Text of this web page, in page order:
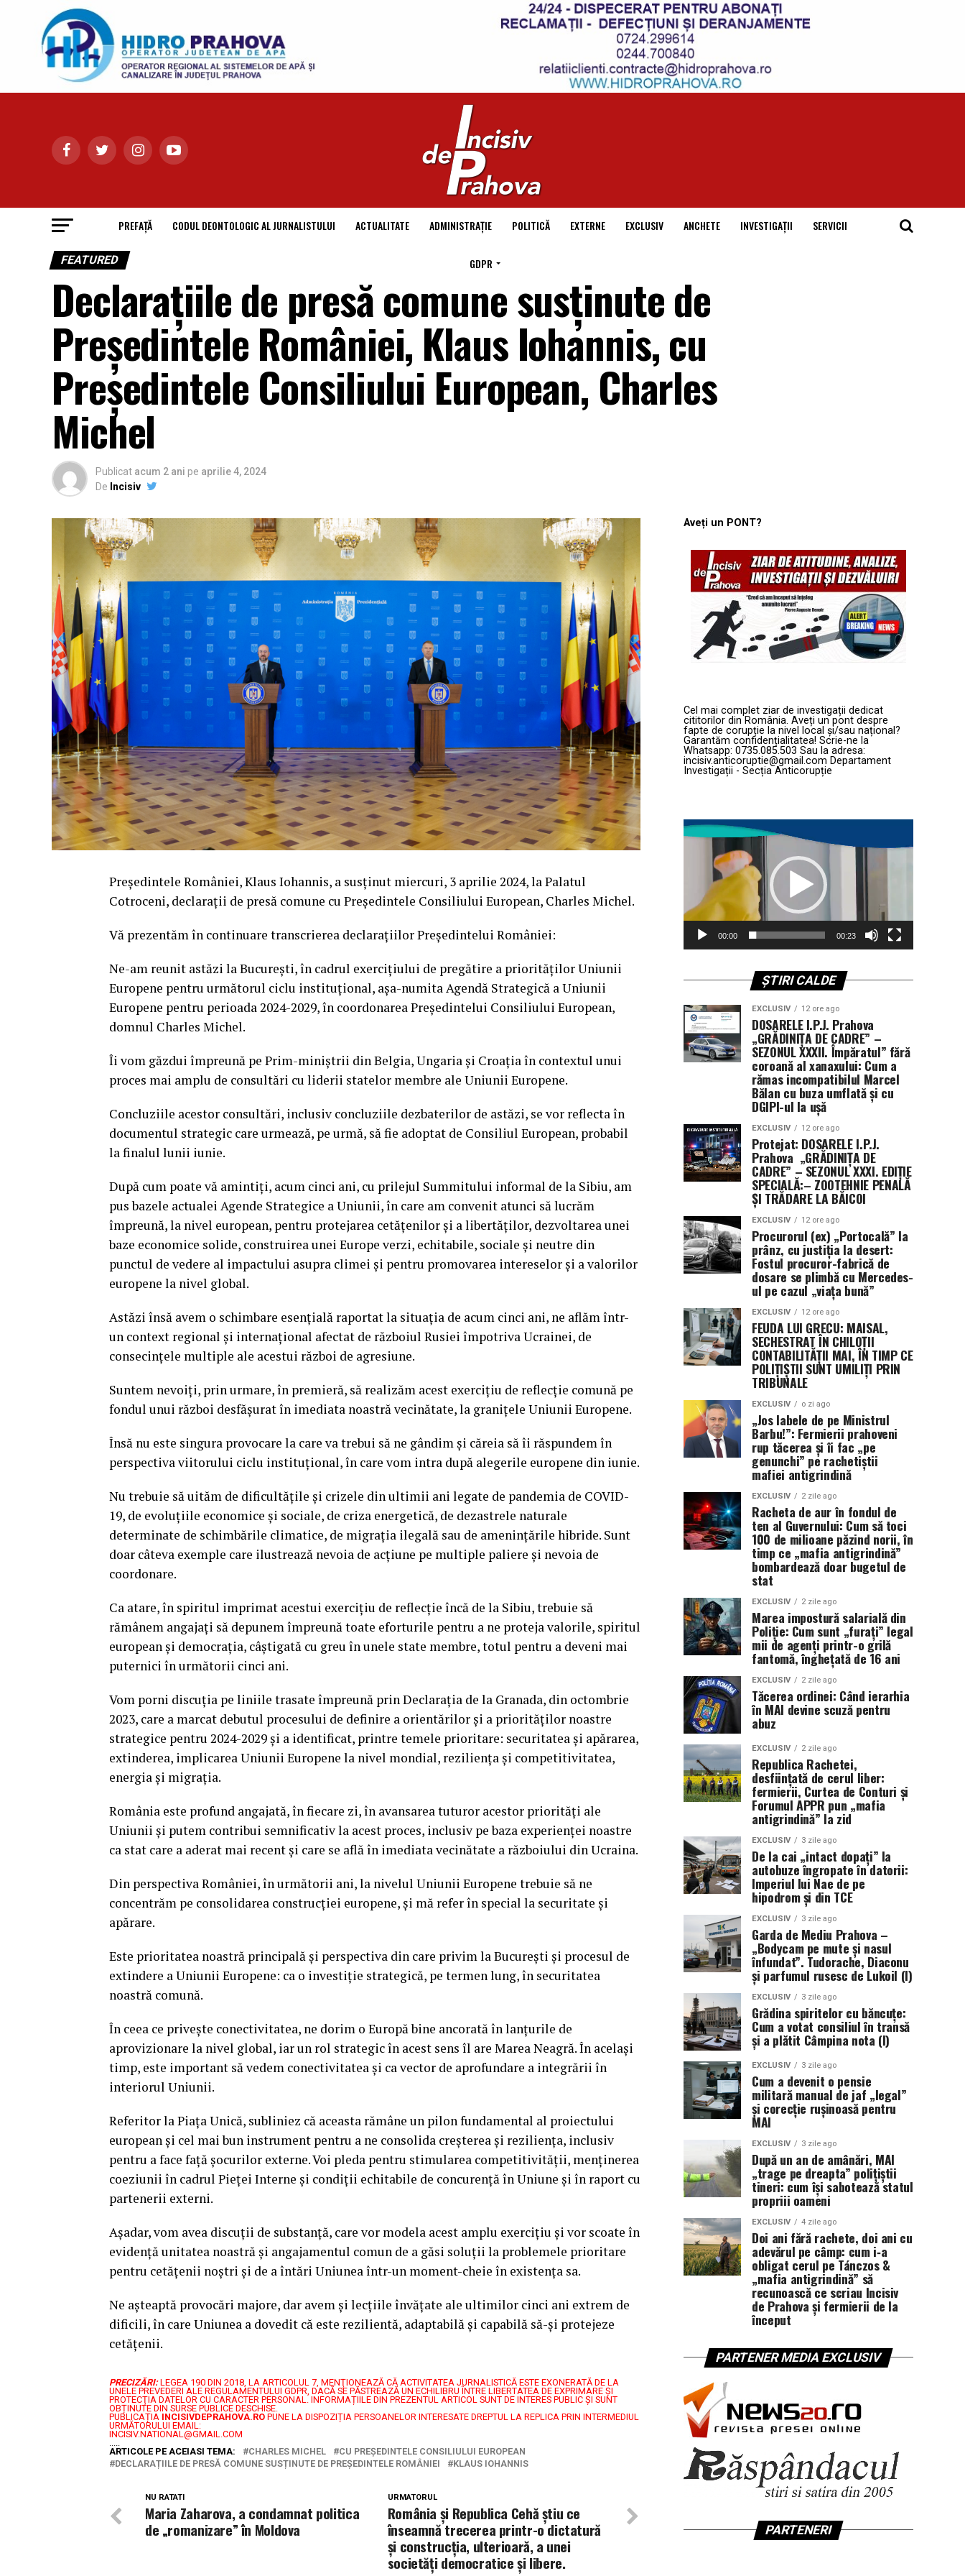
PREFAȚĂ CODUL DEONTOLOGIC AL JURNALISTULUI ACTUALITATE ADMINISTRAȚIE POLITICĂ EXTERNE EXCLUSIV ANCHETE INVESTIGAȚII SERVICII
GDPR
FEATURED
Declarațiile de presă comune susținute de
Președintele României, Klaus Iohannis, cu
Președintele Consiliului European, Charles
Michel
Publicat acum 2 ani pe aprilie 4, 2024
De Incisiv
Președintele României, Klaus Iohannis, a susținut miercuri, 3 aprilie 2024, la Palatul
Cotroceni, declarații de presă comune cu Președintele Consiliului European, Charles Michel.
Vă prezentăm în continuare transcrierea declarațiilor Președintelui României:
Ne-am reunit astăzi la București, în cadrul exercițiului de pregătire a priorităților Uniunii
Europene pentru următorul ciclu instituțional, așa-numita Agendă Strategică a Uniunii
Europene pentru perioada 2024-2029, în coordonarea Președintelui Consiliului European,
domnul Charles Michel.
Îi vom găzdui împreună pe Prim-miniștrii din Belgia, Ungaria și Croația în contextul unui
proces mai amplu de consultări cu liderii statelor membre ale Uniunii Europene.
Concluziile acestor consultări, inclusiv concluziile dezbaterilor de astăzi, se vor reflecta în
documentul strategic care urmează, pe urmă, să fie adoptat de Consiliul European, probabil
la finalul lunii iunie.
După cum poate vă amintiți, acum cinci ani, cu prilejul Summitului informal de la Sibiu, am
pus bazele actualei Agende Strategice a Uniunii, în care am convenit atunci să lucrăm
împreună, la nivel european, pentru protejarea cetățenilor și a libertăților, dezvoltarea unei
baze economice solide, construirea unei Europe verzi, echitabile, sociale și neutre din
punctul de vedere al impactului asupra climei și pentru promovarea intereselor și a valorilor
europene la nivel global.
Astăzi însă avem o schimbare esențială raportat la situația de acum cinci ani, ne aflăm într-
un context regional și internațional afectat de războiul Rusiei împotriva Ucrainei, de
consecințele multiple ale acestui război de agresiune.
Suntem nevoiți, prin urmare, în premieră, să realizăm acest exercițiu de reflecție comună pe
fondul unui război desfășurat în imediata noastră vecinătate, la granițele Uniunii Europene.
Însă nu este singura provocare la care va trebui să ne gândim și căreia să îi răspundem în
perspectiva viitorului ciclu instituțional, în care vom intra după alegerile europene din iunie.
Nu trebuie să uităm de dificultățile și crizele din ultimii ani legate de pandemia de COVID-
19, de evoluțiile economice și sociale, de criza energetică, de dezastrele naturale
determinate de schimbările climatice, de migrația ilegală sau de amenințările hibride. Sunt
doar câteva exemple care ilustrează nevoia de acțiune pe multiple paliere și nevoia de
coordonare.
Ca atare, în spiritul imprimat acestui exercițiu de reflecție încă de la Sibiu, trebuie să
rămânem angajați să depunem împreună toate eforturile pentru a ne proteja valorile, spiritul
european și democrația, câștigată cu greu în unele state membre, totul pentru a deveni mai
puternici în următorii cinci ani.
Vom porni discuția pe liniile trasate împreună prin Declarația de la Granada, din octombrie
2023, care a marcat debutul procesului de definire a orientărilor și a priorităților noastre
strategice pentru 2024-2029 și a identificat, printre temele prioritare: securitatea și apărarea,
extinderea, implicarea Uniunii Europene la nivel mondial, reziliența și competitivitatea,
energia și migrația.
România este profund angajată, în fiecare zi, în avansarea tuturor acestor priorități ale
Uniunii și putem contribui semnificativ la acest proces, inclusiv pe baza experienței noastre
ca stat care a aderat mai recent și care se află în imediata vecinătate a războiului din Ucraina.
Din perspectiva României, în următorii ani, la nivelul Uniunii Europene trebuie să ne
concentrăm pe consolidarea construcției europene, și mă refer în special la securitate și
apărare.
Este prioritatea noastră principală și perspectiva din care privim la București și procesul de
extindere a Uniunii Europene: ca o investiție strategică, pe termen lung, în securitatea
noastră comună.
În ceea ce privește conectivitatea, ne dorim o Europă bine ancorată în lanțurile de
aprovizionare la nivel global, iar un rol strategic în acest sens îl are Marea Neagră. În același
timp, este important să vedem conectivitatea și ca vector de aprofundare a integrării în
interiorul Uniunii.
Referitor la Piața Unică, subliniez că aceasta rămâne un pilon fundamental al proiectului
european și cel mai bun instrument pentru a ne consolida creșterea și reziliența, inclusiv
pentru a face față șocurilor externe. Voi pleda pentru stimularea competitivității, menținerea
coeziunii în cadrul Pieței Interne și condiții echitabile de concurență în Uniune și în raport cu
partenerii externi.
Așadar, vom avea discuții de substanță, care vor modela acest amplu exercițiu și vor scoate în
evidență unitatea noastră și angajamentul comun de a găsi soluții la problemele prioritare
pentru cetățenii noștri și de a întări Uniunea într-un moment-cheie în existența sa.
Ne așteaptă provocări majore, dar avem și lecțiile învățate ale ultimilor cinci ani extrem de
dificili, în care Uniunea a dovedit că este rezilientă, adaptabilă și capabilă să-și protejeze
cetățenii.
PRECIZĂRI: LEGEA 190 DIN 2018, LA ARTICOLUL 7, MENŢIONEAZĂ CĂ ACTIVITATEA JURNALISTICĂ ESTE EXONERATĂ DE LA
UNELE PREVEDERI ALE REGULAMENTULUI GDPR, DACĂ SE PĂSTREAZĂ UN ECHILIBRU ÎNTRE LIBERTATEA DE EXPRIMARE ŞI
PROTECŢIA DATELOR CU CARACTER PERSONAL. INFORMAȚIILE DIN PREZENTUL ARTICOL SUNT DE INTERES PUBLIC ȘI SUNT
OBȚINUTE DIN SURSE PUBLICE DESCHISE.
PUBLICAȚIA INCISIVDEPRAHOVA.RO PUNE LA DISPOZIȚIA PERSOANELOR INTERESATE DREPTUL LA REPLICA PRIN INTERMEDIUL
URMĂTORULUI EMAIL:
INCISIV.NATIONAL@GMAIL.COM
ARTICOLE PE ACEIASI TEMA:
CHARLES MICHEL
CU PREȘEDINTELE CONSILIULUI EUROPEAN
DECLARAȚIILE DE PRESĂ COMUNE SUSȚINUTE DE PREȘEDINTELE ROMÂNIEI
KLAUS IOHANNIS
URMATORUL
România și Republica Cehă știu ce
înseamnă trecerea printr-o dictatură
și construcția, ulterioară, a unei
societăți democratice și libere.
NU RATATI
Maria Zaharova, a condamnat politica
de „romanizare” în Moldova
Aveți un PONT?
Cel mai complet ziar de investigații dedicat
cititorilor din România. Aveți un pont despre
fapte de corupție la nivel local și/sau național?
Garantăm confidențialitatea! Scrie-ne la
Whatsapp: 0735.085.503 Sau la adresa:
incisiv.anticoruptie@gmail.com Departament
Investigații - Secția Anticorupție
Player
video
00:00 00:23
ȘTIRI CALDE
EXCLUSIV 12 ore ago
DOSARELE I.P.J. Prahova
„GRĂDINIȚA DE CADRE” –
SEZONUL XXXII. Împăratul” fără
coroană al xanaxului: Cum a
rămas incompatibilul Marcel
Bălan cu buza umflată și cu
DGIPI-ul la ușă
EXCLUSIV 12 ore ago
Protejat: DOSARELE I.P.J.
Prahova „GRĂDINIȚA DE
CADRE” – SEZONUL XXXI. EDIȚIE
SPECIALĂ:– ZOOTEHNIE PENALĂ
ȘI TRĂDARE LA BĂICOI
EXCLUSIV 12 ore ago
Procurorul (ex) „Portocală” la
prânz, cu justiția la desert:
Fostul procuror-fabrică de
dosare se plimbă cu Mercedes-
ul pe cazul „viața bună”
EXCLUSIV 12 ore ago
FEUDA LUI GRECU: MAISAL,
SECHESTRAT ÎN CHILOȚII
CONTABILITĂȚII MAI, ÎN TIMP CE
POLIȚIȘTII SUNT UMILIȚI PRIN
TRIBUNALE
EXCLUSIV o zi ago
„Jos labele de pe Ministrul
Barbu!”: Fermierii prahoveni
rup tăcerea și îi fac „pe
genunchi” pe rachetiștii
mafiei antigrindină
EXCLUSIV 2 zile ago
Racheta de aur în fondul de
ten al Guvernului: Cum să toci
100 de milioane păzind norii, în
timp ce „mafia antigrindină”
bombardează doar bugetul de
stat
EXCLUSIV 2 zile ago
Marea impostură salarială din
Poliție: Cum sunt „furați” legal
mii de agenți printr-o grilă
fantomă, înghețată de 16 ani
EXCLUSIV 2 zile ago
Tăcerea ordinei: Când ierarhia
în MAI devine scuză pentru
abuz
EXCLUSIV 2 zile ago
Republica Rachetei,
desființată de cerul liber:
fermierii, Curtea de Conturi și
Forumul APPR pun „mafia
antigrindină” la zid
EXCLUSIV 3 zile ago
De la cai „intact dopați” la
autobuze îngropate în datorii:
Imperiul lui Nae de pe
hipodrom și din TCE
EXCLUSIV 3 zile ago
Garda de Mediu Prahova –
„Bodycam pe mute și nasul
înfundat”. Tudorache, Diaconu
și parfumul rusesc de Lukoil (I)
EXCLUSIV 3 zile ago
Grădina spiritelor cu băncuțe:
Cum a votat consiliul în transă
și a plătit Câmpina nota (I)
EXCLUSIV 3 zile ago
Cum a devenit o pensie
militară manual de jaf „legal”
și corecție rușinoasă pentru
MAI
EXCLUSIV 3 zile ago
După un an de amânări, MAI
„trage pe dreapta” polițiștii
tineri: cum își sabotează statul
propriii oameni
EXCLUSIV 4 zile ago
Doi ani fără rachete, doi ani cu
adevărul pe câmp: cum i‑a
obligat cerul pe Tánczos &
„mafia antigrindină” să
recunoască ce scriau Incisiv
de Prahova și fermierii de la
început
PARTENER MEDIA EXCLUSIV
PARTENERI